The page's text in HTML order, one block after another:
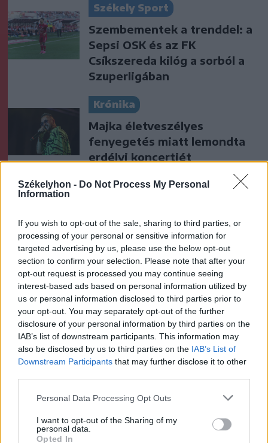
Székelyhon - Do Not Process My Personal
Information
If you wish to opt-out of the sale, sharing to third parties, or
processing of your personal or sensitive information for
targeted advertising by us, please use the below opt-out
section to confirm your selection. Please note that after your
opt-out request is processed you may continue seeing
interest-based ads based on personal information utilized by
us or personal information disclosed to third parties prior to
your opt-out. You may separately opt-out of the further
disclosure of your personal information by third parties on the
IAB’s list of downstream participants. This information may
also be disclosed by us to third parties on the IAB’s List of
Downstream Participants that may further disclose it to other
Personal Data Processing Opt Outs
I want to opt-out of the Sharing of my
personal data.
Opted In
Székely Sport
Szembementek a trenddel: a
Sepsi OSK és az FK
Csíkszereda kilóg a sorból a
Szuperligában
Krónika
Majka életveszélyes
fenyegetés miatt lemondta
erdélyi koncertjét
Székely Sport
Hargita megyei
futballközösség
Nőileg
Sándor Ella: Na, indíts, s
menjünk!
A rovat további cikkei